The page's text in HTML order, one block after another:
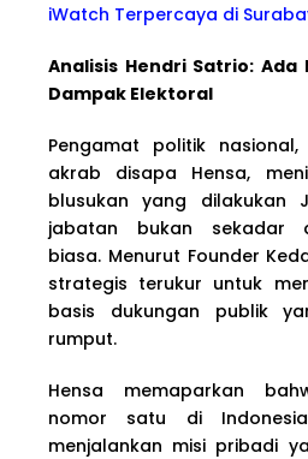
iWatch Terpercaya di
Analisis Hendri Satrio: Ada
Dampak Elektoral
Pengamat politik
akrab disapa Hensa,
blusukan yang dilakukan
jabatan bukan sekadar
biasa. Menurut Founder
strategis terukur untuk
basis dukungan publik
rumput.
Hensa memaparkan
nomor satu di
menjalankan misi pribadi